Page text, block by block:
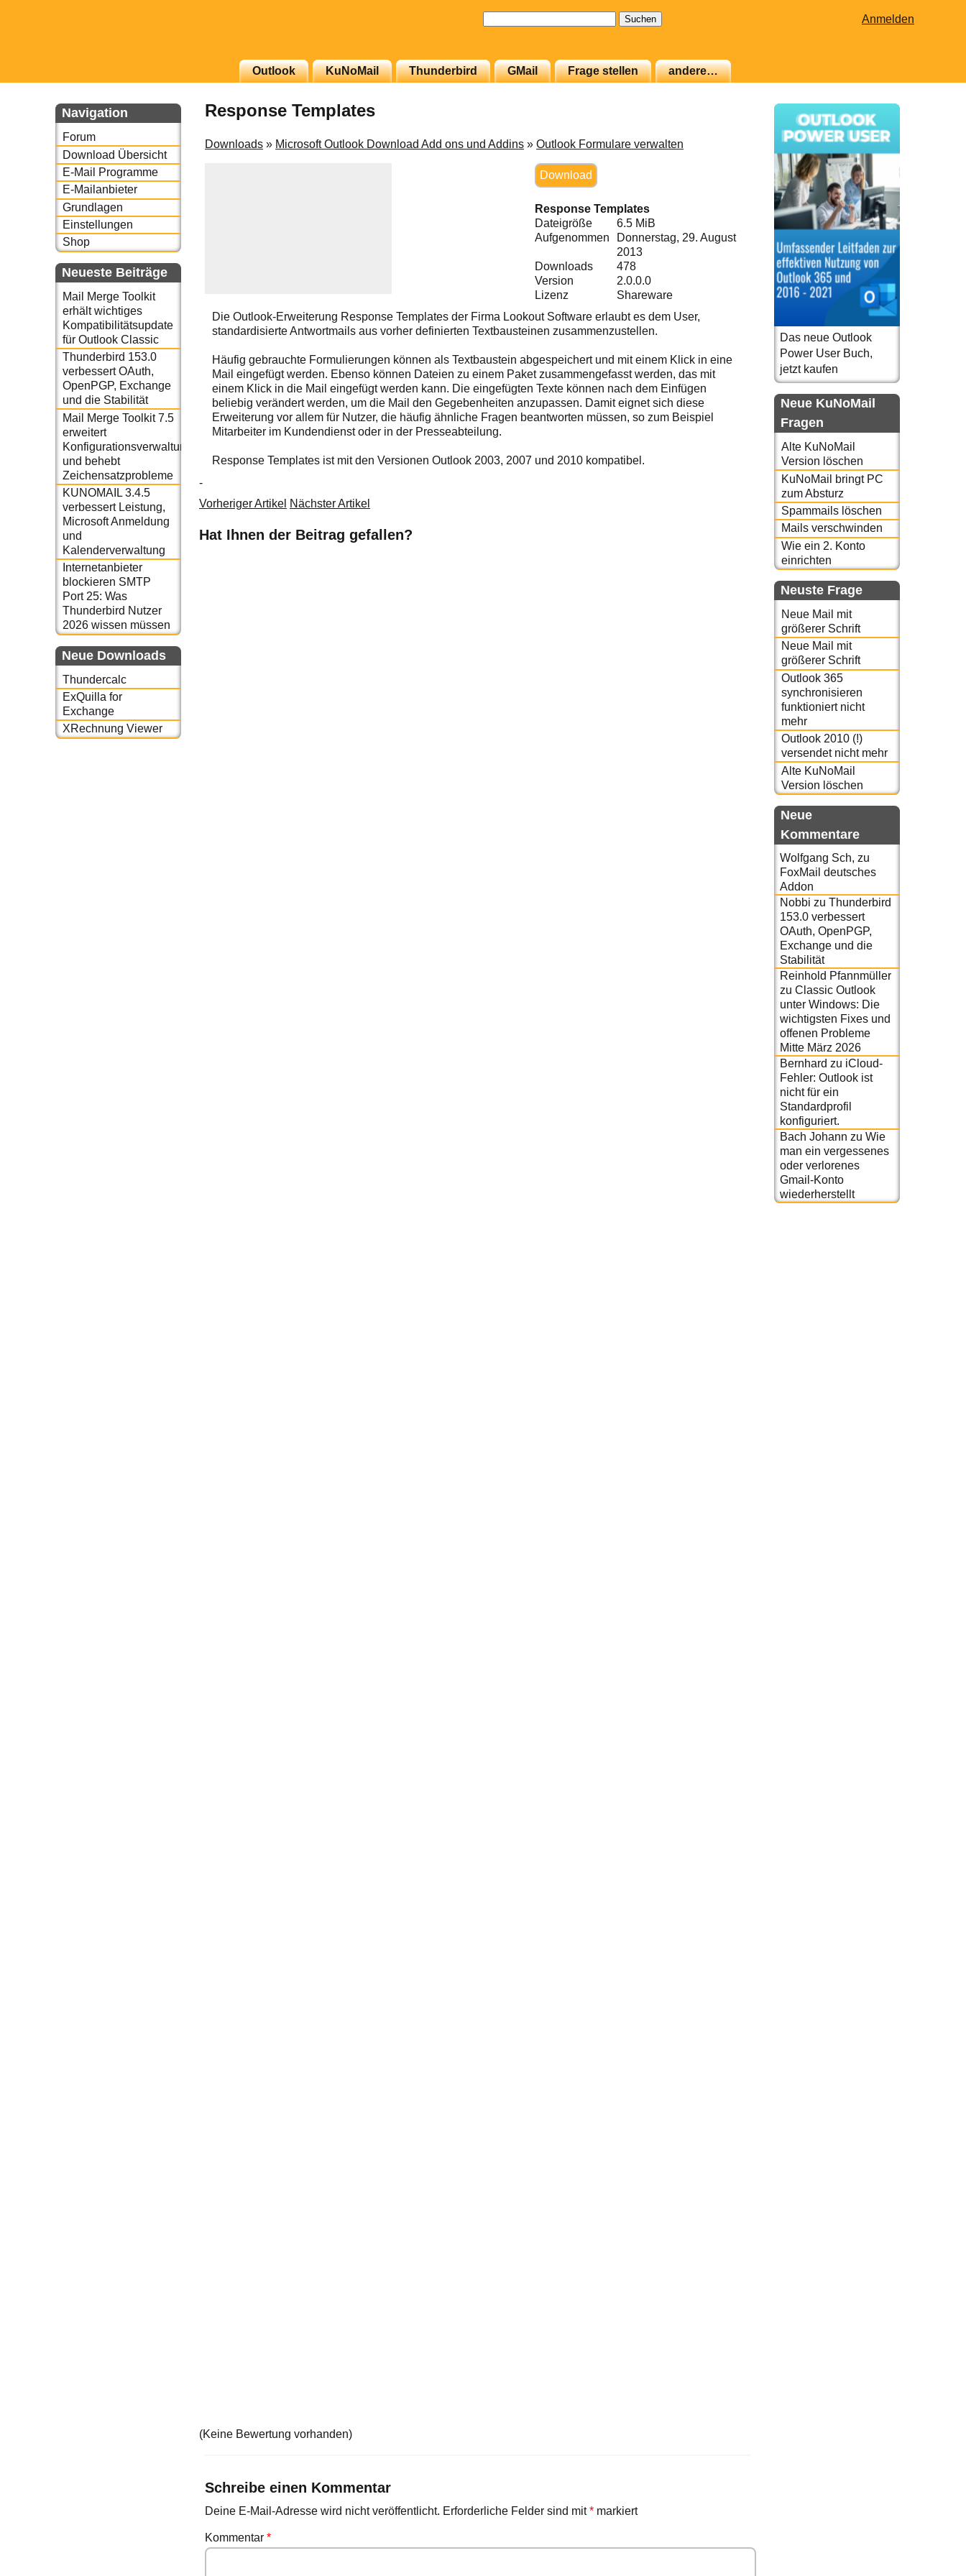
Anmelden
Outlook KuNoMail Thunderbird GMail Frage stellen andere…
Navigation
Forum
Download Übersicht
E-Mail Programme
E-Mailanbieter
Grundlagen
Einstellungen
Shop
Neueste Beiträge
Mail Merge Toolkit
erhält wichtiges
Kompatibilitätsupdate
für Outlook Classic
Thunderbird 153.0
verbessert OAuth,
OpenPGP, Exchange
und die Stabilität
Mail Merge Toolkit 7.5
erweitert
Konfigurationsverwaltung
und behebt
Zeichensatzprobleme
KUNOMAIL 3.4.5
verbessert Leistung,
Microsoft Anmeldung
und
Kalenderverwaltung
Internetanbieter
blockieren SMTP
Port 25: Was
Thunderbird Nutzer
2026 wissen müssen
Neue Downloads
Thundercalc
ExQuilla for
Exchange
XRechnung Viewer
Response Templates
Downloads » Microsoft Outlook Download Add ons und Addins »Outlook Formulare verwalten
Download
Response Templates
Dateigröße
6.5 MiB
Aufgenommen
Donnerstag, 29. August
2013
Downloads
478
Version
2.0.0.0
Lizenz
Shareware
Die Outlook-Erweiterung Response Templates der Firma Lookout Software erlaubt es dem User,
standardisierte Antwortmails aus vorher definierten Textbausteinen zusammenzustellen.
Häufig gebrauchte Formulierungen können als Textbaustein abgespeichert und mit einem Klick in eine
Mail eingefügt werden. Ebenso können Dateien zu einem Paket zusammengefasst werden, das mit
einem Klick in die Mail eingefügt werden kann. Die eingefügten Texte können nach dem Einfügen
beliebig verändert werden, um die Mail den Gegebenheiten anzupassen. Damit eignet sich diese
Erweiterung vor allem für Nutzer, die häufig ähnliche Fragen beantworten müssen, so zum Beispiel
Mitarbeiter im Kundendienst oder in der Presseabteilung.
Response Templates ist mit den Versionen Outlook 2003, 2007 und 2010 kompatibel.
-
Vorheriger Artikel Nächster Artikel
Hat Ihnen der Beitrag gefallen?
(Keine Bewertung vorhanden)
Schreibe einen Kommentar
Deine E-Mail-Adresse wird nicht veröffentlicht. Erforderliche Felder sind mit* markiert
Kommentar*
Das neue Outlook
Power User Buch,
jetzt kaufen
Neue KuNoMail
Fragen
Alte KuNoMail
Version löschen
KuNoMail bringt PC
zum Absturz
Spammails löschen
Mails verschwinden
Wie ein 2. Konto
einrichten
Neuste Frage
Neue Mail mit
größerer Schrift
Neue Mail mit
größerer Schrift
Outlook 365
synchronisieren
funktioniert nicht
mehr
Outlook 2010 (!)
versendet nicht mehr
Alte KuNoMail
Version löschen
Neue
Kommentare
Wolfgang Sch, zu
FoxMail deutsches
Addon
Nobbi zu Thunderbird
153.0 verbessert
OAuth, OpenPGP,
Exchange und die
Stabilität
Reinhold Pfannmüller
zu Classic Outlook
unter Windows: Die
wichtigsten Fixes und
offenen Probleme
Mitte März 2026
Bernhard zu iCloud-
Fehler: Outlook ist
nicht für ein
Standardprofil
konfiguriert.
Bach Johann zu Wie
man ein vergessenes
oder verlorenes
Gmail-Konto
wiederherstellt
oder auch